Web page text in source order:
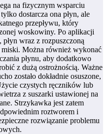
na fizycznym wsparciu
dostarcza ona płyn, ale
przepływu, który
woskowiny. Po aplikacji
wraz z rozpuszczoną
Można również wykonać
płynu, aby dodatkowo
z dużą ostrożnością. Ważne
zostało dokładnie osuszone,
czystych ręczników lub
z suszarki ustawionej na
Strzykawka jest zatem
roztworem i
rozwiązanie problemu